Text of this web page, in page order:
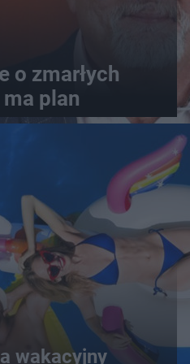
o zmarłych
plan
wakacyjny